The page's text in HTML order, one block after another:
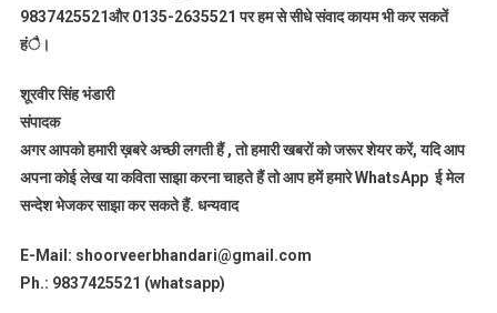
9837425521और 0135-2635521 पर हम से सीधे संवाद कायम भी कर सकतें
हंै।
शूरवीर सिंह भंडारी
संपादक
अगर आपको हमारी ख़बरे अच्छी लगती हैं , तो हमारी खबरों को जरूर शेयर करें, यदि आप
अपना कोई लेख या कविता साझा करना चाहते हैं तो आप हमें हमारे WhatsApp ई मेल
सन्देश भेजकर साझा कर सकते हैं. धन्यवाद
E-Mail: shoorveerbhandari@gmail.com
Ph.: 9837425521 (whatsapp)